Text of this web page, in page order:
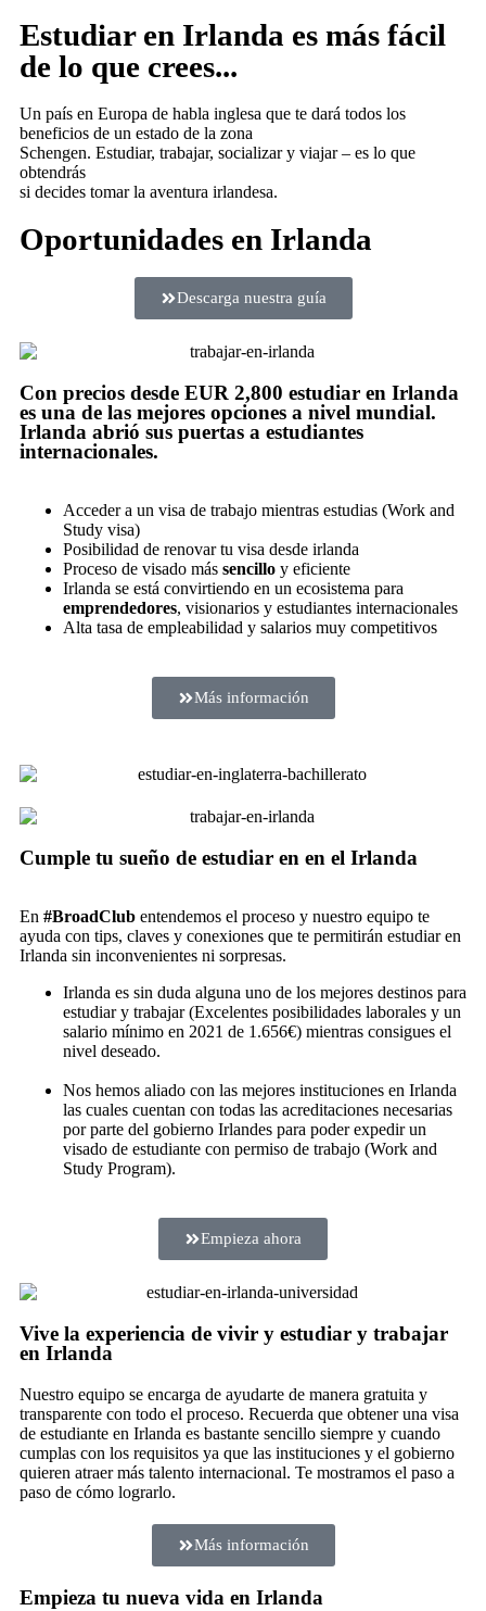
Estudiar en Irlanda es más fácil
de lo que crees...
Un país en Europa de habla inglesa que te dará todos los
beneficios de un estado de la zona
Schengen. Estudiar, trabajar, socializar y viajar – es lo que
obtendrás
si decides tomar la aventura irlandesa.
Oportunidades en Irlanda
Descarga nuestra guía
Con precios desde EUR 2,800 estudiar en Irlanda
es una de las mejores opciones a nivel mundial.
Irlanda abrió sus puertas a estudiantes
internacionales.
Acceder a un visa de trabajo mientras estudias (Work and
Study visa)
Posibilidad de renovar tu visa desde irlanda
Proceso de visado más sencillo y eficiente
Irlanda se está convirtiendo en un ecosistema para
emprendedores, visionarios y estudiantes internacionales
Alta tasa de empleabilidad y salarios muy competitivos
Más información
Cumple tu sueño de estudiar en en el Irlanda
En #BroadClub entendemos el proceso y nuestro equipo te
ayuda con tips, claves y conexiones que te permitirán estudiar en
Irlanda sin inconvenientes ni sorpresas.
Irlanda es sin duda alguna uno de los mejores destinos para
estudiar y trabajar (Excelentes posibilidades laborales y un
salario mínimo en 2021 de 1.656€) mientras consigues el
nivel deseado.
Nos hemos aliado con las mejores instituciones en Irlanda
las cuales cuentan con todas las acreditaciones necesarias
por parte del gobierno Irlandes para poder expedir un
visado de estudiante con permiso de trabajo (Work and
Study Program).
Empieza ahora
Vive la experiencia de vivir y estudiar y trabajar
en Irlanda
Nuestro equipo se encarga de ayudarte de manera gratuita y
transparente con todo el proceso. Recuerda que obtener una visa
de estudiante en Irlanda es bastante sencillo siempre y cuando
cumplas con los requisitos ya que las instituciones y el gobierno
quieren atraer más talento internacional. Te mostramos el paso a
paso de cómo lograrlo.
Más información
Empieza tu nueva vida en Irlanda